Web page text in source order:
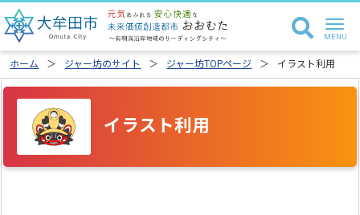
ホーム ジャー坊のサイト ジャー坊TOPページ イラスト利用
イラスト利用